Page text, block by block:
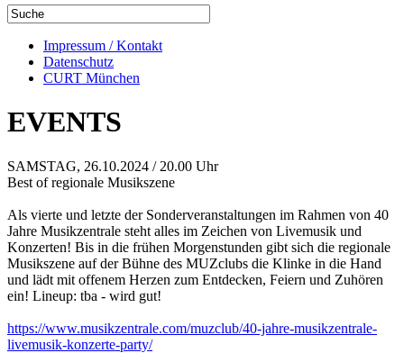
Impressum / Kontakt
Datenschutz
CURT München
EVENTS
SAMSTAG, 26.10.2024 / 20.00 Uhr
Best of regionale Musikszene
Als vierte und letzte der Sonderveranstaltungen im Rahmen von 40
Jahre Musikzentrale steht alles im Zeichen von Livemusik und
Konzerten! Bis in die frühen Morgenstunden gibt sich die regionale
Musikszene auf der Bühne des MUZclubs die Klinke in die Hand
und lädt mit offenem Herzen zum Entdecken, Feiern und Zuhören
ein! Lineup: tba - wird gut!
https://www.musikzentrale.com/muzclub/40-jahre-musikzentrale-
livemusik-konzerte-party/